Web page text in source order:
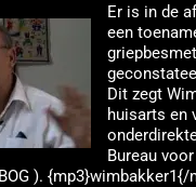
Er is in de
een
Dit zegt
huisarts en
Bureau
). {mp3}wimbakker1{/